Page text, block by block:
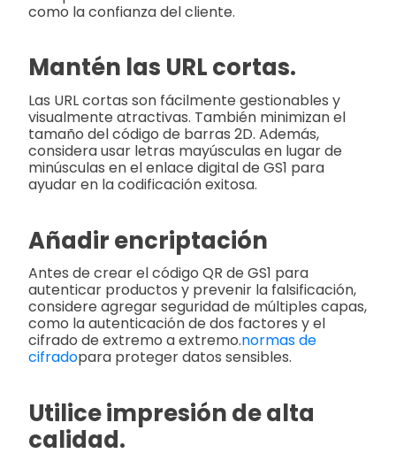
como la confianza del cliente.
Mantén las URL cortas.
Las URL cortas son fácilmente gestionables y
visualmente atractivas. También minimizan el
tamaño del código de barras 2D. Además,
considera usar letras mayúsculas en lugar de
minúsculas en el enlace digital de GS1 para
ayudar en la codificación exitosa.
Añadir encriptación
Antes de crear el código QR de GS1 para
autenticar productos y prevenir la falsificación,
considere agregar seguridad de múltiples capas,
como la autenticación de dos factores y el
cifrado de extremo a extremo.normas de
cifradopara proteger datos sensibles.
Utilice impresión de alta
calidad.